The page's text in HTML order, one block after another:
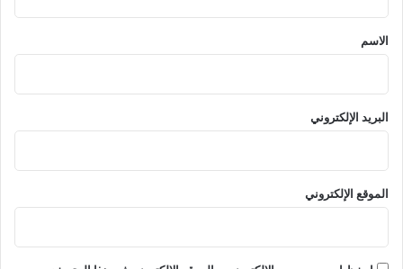
*
الاسم
البريد الإلكتروني
الموقع الإلكتروني